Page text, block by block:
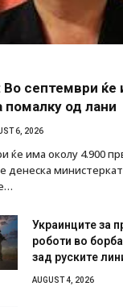
Во септември ќе
помалку од лани
6, 2026
ќе има околу 4.900
денеска
Украинците за
роботи во
зад руските
AUGUST 4, 2026